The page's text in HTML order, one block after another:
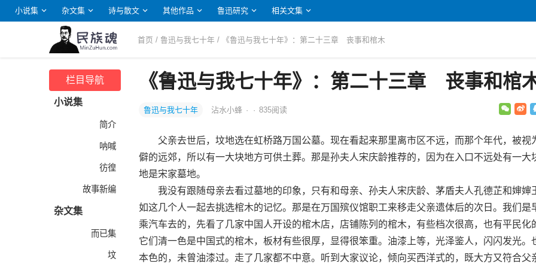
小说集 杂文集 诗与散文 其他作品 鲁迅研究 相关文集
首页 /鲁迅与我七十年 / 《鲁迅与我七十年》：第二十三章 丧事和棺木
栏目导航
小说集
简介
呐喊
彷徨
故事新编
杂文集
而已集
坟
《鲁迅与我七十年》：第二十三章 丧事和棺
鲁迅与我七十年 沾水小蜂 · · 835阅读
父亲去世后，坟地选在虹桥路万国公墓。现在看起来那里离市区不远，而那个年代，被视
僻的远郊，所以有一大块地方可供土葬。那是孙夫人宋庆龄推荐的，因为在入口不远处有一大
地是宋家墓地。
我没有跟随母亲去看过墓地的印象，只有和母亲、孙夫人宋庆龄、茅盾夫人孔德芷和婶婶
如这几个人一起去挑选棺木的记忆。那是在万国殡仪馆职工来移走父亲遗体后的次日。我们是
乘汽车去的，先看了几家中国人开设的棺木店，店铺陈列的棺木，有些档次很高，也有平民化
它们清一色是中国式的棺木，板材有些很厚，显得很笨重。油漆上等，光泽鉴人，闪闪发光。
本色的，未曾油漆过。走了几家都不中意。听到大家议论，倾向买西洋式的，既大方又符合父